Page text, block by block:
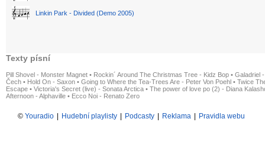
Linkin Park - Divided (Demo 2005)
Texty písní
Pill Shovel - Monster Magnet • Rockin´ Around The Christmas Tree - Kidz Bop • Galadriel
Čech • Hold On - Saxon • Going to Where the Tea-Trees Are - Peter Von Poehl • Twice
Escape • Victoria's Secret (live) - Sonata Arctica • The power of love po (2) - Diana
Afternoon - Alphaville • Ecco Noi - Renato Zero
© Youradio Hudební playlisty Podcasty Reklama Pravidla webu